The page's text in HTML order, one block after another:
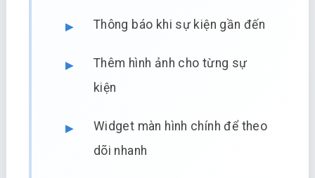
Thông báo khi sự kiện gần đến
Thêm hình ảnh cho từng sự
kiện
Widget màn hình chính để theo
dõi nhanh